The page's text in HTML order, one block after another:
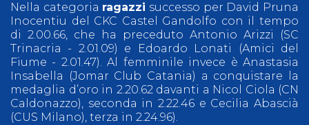
Nella categoria ragazzi successo per David Pruna
Inocentiu del CKC Castel Gandolfo con il tempo
di 2.00.66, che ha preceduto Antonio Arizzi (SC
Trinacria - 2.01.09) e Edoardo Lonati (Amici del
Fiume - 2.01.47). Al femminile invece è Anastasia
Insabella (Jomar Club Catania) a conquistare la
medaglia d’oro in 2.20.62 davanti a Nicol Ciola (CN
Caldonazzo), seconda in 2.22.46 e Cecilia Abascià
(CUS Milano), terza in 2.24.96).